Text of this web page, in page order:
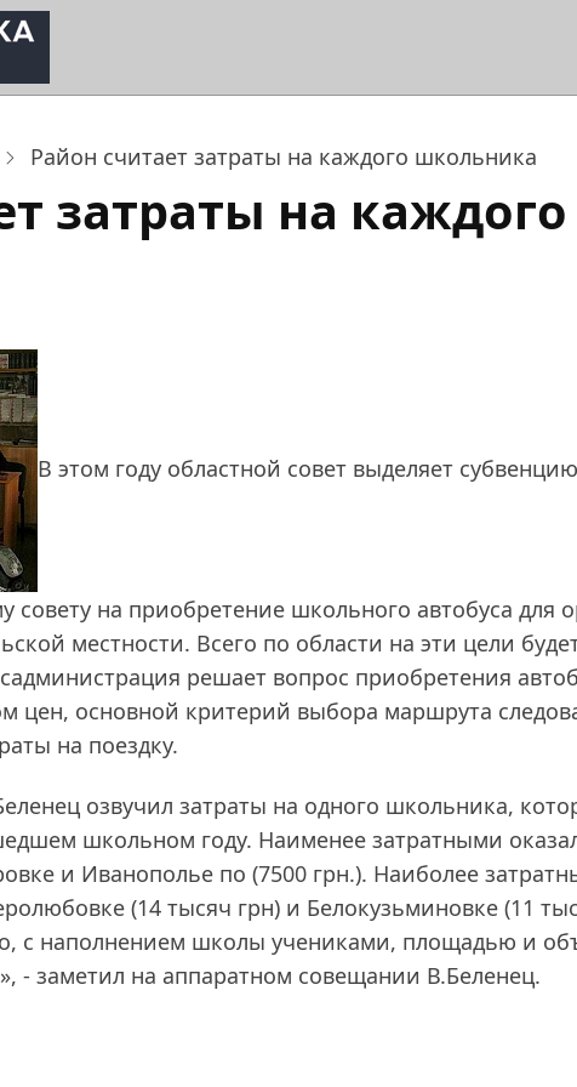
Район считает затраты на каждого школьника
затраты на
В этом году областной совет выделяет
совету на приобретение школьного автобуса для
местности. Всего по области на эти цели
решает вопрос приобретения
цен, основной критерий выбора маршрута
на поездку.
озвучил затраты на одного школьника,
школьном году. Наименее затратными
и Иванополье по (7500 грн.). Наиболее
(14 тысяч грн) и Белокузьминовке (11
с наполнением школы учениками, площадью и
- заметил на аппаратном совещании В.Беленец.